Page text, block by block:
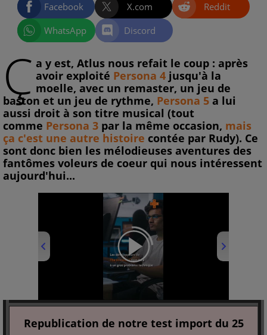
Facebook X.com
Reddit
WhatsApp
Discord
Ç a y est, Atlus nous refait le coup : après
avoir exploité Persona 4 jusqu'à la
moelle, avec un remaster, un jeu de
baston et un jeu de rythme, Persona 5 a lui
aussi droit à son titre musical (tout
comme Persona 3 par la même occasion, mais
ça c'est une autre histoire contée par Rudy). Ce
sont donc bien les mélodieuses aventures des
fantômes voleurs de coeur qui nous intéressent
aujourd'hui...
Republication de notre test import du 25